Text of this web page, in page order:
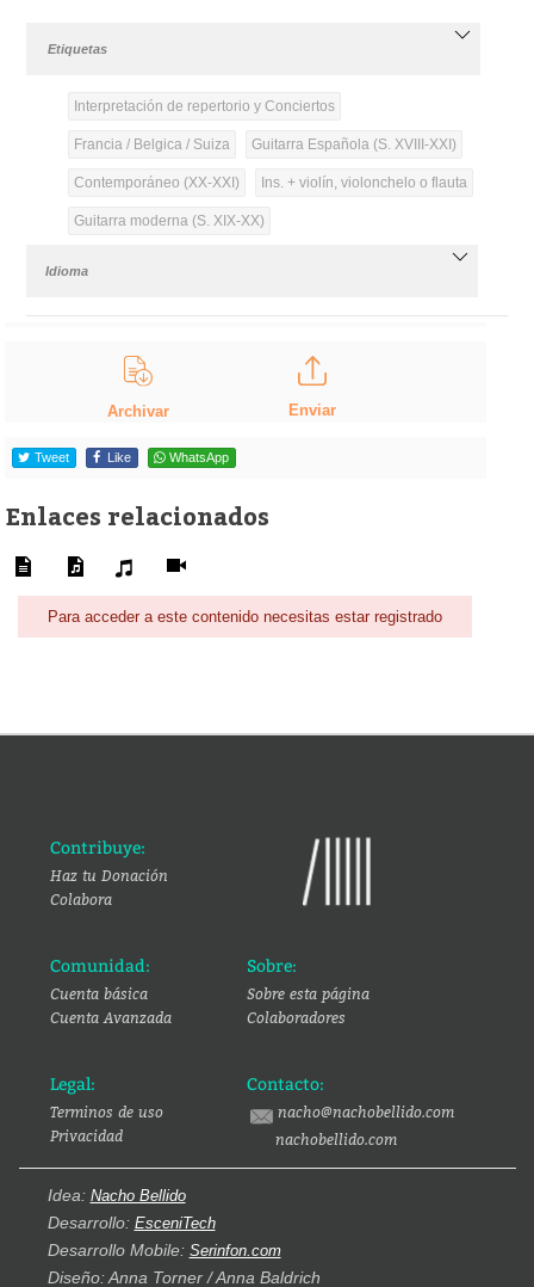
Etiquetas
Interpretación de repertorio y Conciertos
Francia / Belgica / Suiza Guitarra Española (S. XVIII-XXI)
Contemporáneo (XX-XXI) Ins. + violín, violonchelo o flauta
Guitarra moderna (S. XIX-XX)
Idioma
Archivar Enviar
Tweet Like WhatsApp
Enlaces relacionados
Para acceder a este contenido necesitas estar registrado
Contribuye:
Haz tu Donación
Colabora
Comunidad:
Cuenta básica
Cuenta Avanzada
Sobre:
Sobre esta página
Colaboradores
Legal:
Terminos de uso
Privacidad
Contacto:
nacho@nachobellido.com
nachobellido.com
Idea: Nacho Bellido
Desarrollo: EsceniTech
Desarrollo Mobile: Serinfon.com
Diseño: Anna Torner / Anna Baldrich